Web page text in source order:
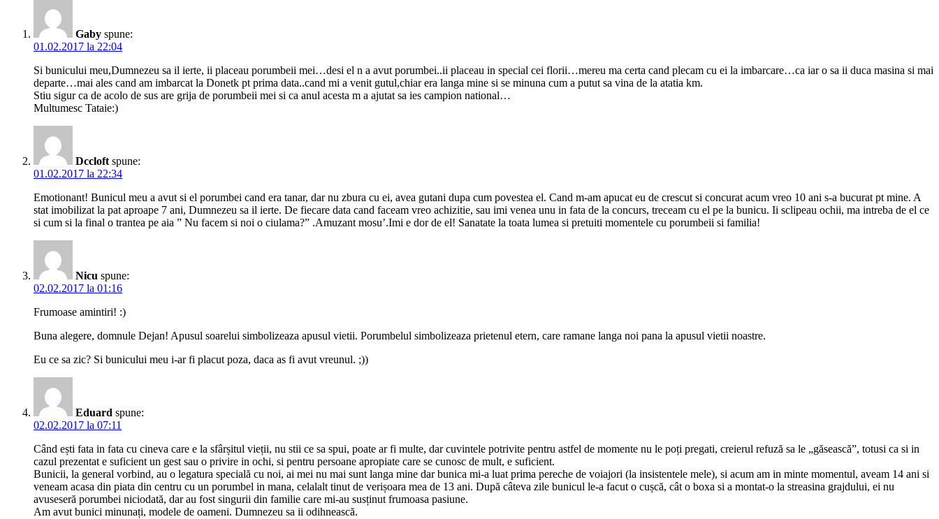
Gaby spune:
01.02.2017 la 22:04
Si bunicului meu,Dumnezeu sa il ierte, ii placeau porumbeii mei…desi el n a avut porumbei..ii placeau in special cei florii…mereu ma certa cand plecam cu ei la imbarcare…ca iar o sa ii duca masina si mai
departe…mai ales cand am imbarcat la Donetk pt prima data..cand mi a venit gutul,chiar era langa mine si se minuna cum a putut sa vina de la atatia km.
Stiu sigur ca de acolo de sus are grija de porumbeii mei si ca anul acesta m a ajutat sa ies campion national…
Multumesc Tataie:)
Dccloft spune:
01.02.2017 la 22:34
Emotionant! Bunicul meu a avut si el porumbei cand era tanar, dar nu zbura cu ei, avea gutani dupa cum povestea el. Cand m-am apucat eu de crescut si concurat acum vreo 10 ani s-a bucurat pt mine. A
stat imobilizat la pat aproape 7 ani, Dumnezeu sa il ierte. De fiecare data cand faceam vreo achizitie, sau imi venea unu in fata de la concurs, treceam cu el pe la bunicu. Ii sclipeau ochii, ma intreba de el ce
si cum si la final o trantea pe aia ” Nu facem si noi o ciulama?” .Amuzant mosu’.Imi e dor de el! Sanatate la toata lumea si pretuiti momentele cu porumbeii si familia!
Nicu spune:
02.02.2017 la 01:16
Frumoase amintiri! :)
Buna alegere, domnule Dejan! Apusul soarelui simbolizeaza apusul vietii. Porumbelul simbolizeaza prietenul etern, care ramane langa noi pana la apusul vietii noastre.
Eu ce sa zic? Si bunicului meu i-ar fi placut poza, daca as fi avut vreunul. ;))
Eduard spune:
02.02.2017 la 07:11
Când ești fata in fata cu cineva care e la sfârșitul vieții, nu stii ce sa spui, poate ar fi multe, dar cuvintele potrivite pentru astfel de momente nu le poți pregati, creierul refuză sa le „găsească”, totusi ca si in
cazul prezentat e suficient un gest sau o privire in ochi, si pentru persoane apropiate care se cunosc de mult, e suficient.
Bunicii, la general vorbind, au o legatura specială cu noi, ai mei nu mai sunt langa mine dar bunica mi-a luat prima pereche de voiajori (la insistentele mele), si acum am in minte momentul, aveam 14 ani si
veneam acasa din piata din centru cu un porumbel in mana, celalalt tinut de verișoara mea de 13 ani. După câteva zile bunicul le-a facut o cușcă, cât o boxa si a montat-o la streasina grajdului, ei nu
avuseseră porumbei niciodată, dar au fost singurii din familie care mi-au susținut frumoasa pasiune.
Am avut bunici minunați, modele de oameni. Dumnezeu sa ii odihnească.